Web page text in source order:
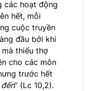
các hoạt động
hết, mỗi
cuộc truyền
đầu bởi khi
thiếu thợ
cho các môn
trước hết
” (Lc 10,2).